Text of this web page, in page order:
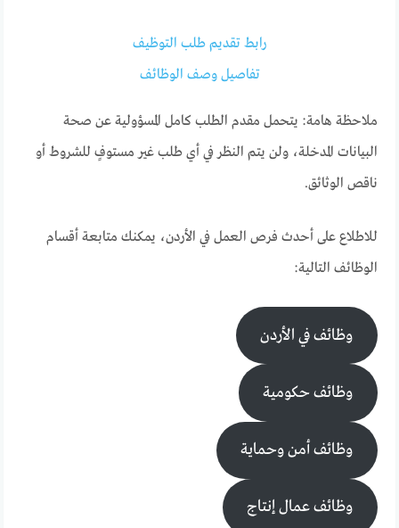
رابط تقديم طلب التوظيف
تفاصيل وصف الوظائف
ملاحظة هامة: يتحمل مقدم الطلب كامل المسؤولية عن صحة
البيانات المدخلة، ولن يتم النظر في أي طلب غير مستوفٍ للشروط أو
ناقص الوثائق.
للاطلاع على أحدث فرص العمل في الأردن، يمكنك متابعة أقسام
الوظائف التالية:
وظائف في الأردن
وظائف حكومية
وظائف أمن وحماية
وظائف عمال إنتاج